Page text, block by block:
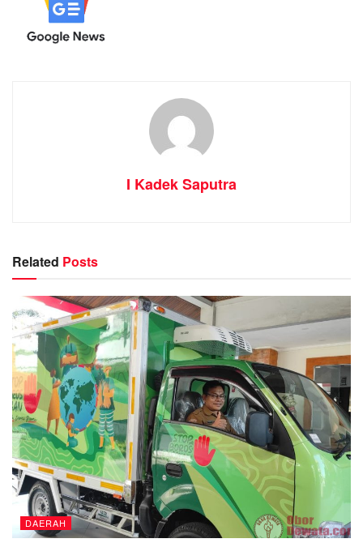
I Kadek Saputra
Related Posts
DAERAH